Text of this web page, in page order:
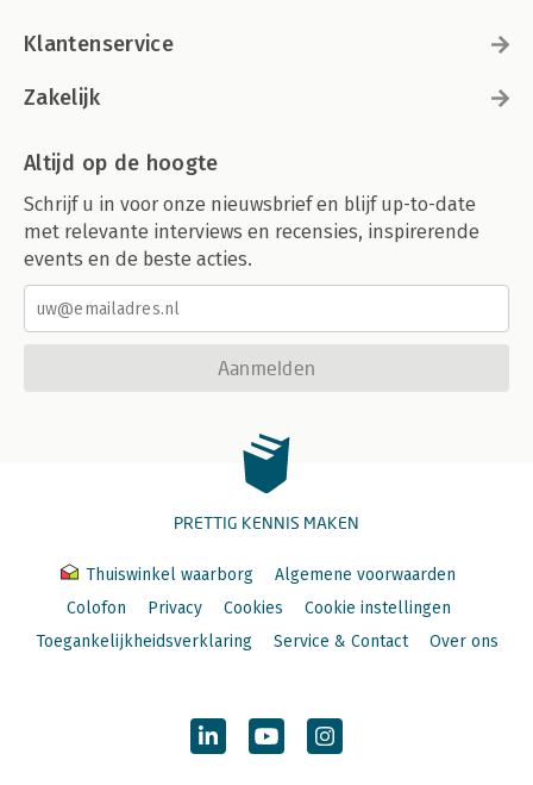
Klantenservice
Zakelijk
Altijd op de hoogte
Schrijf u in voor onze nieuwsbrief en blijf up-to-date
met relevante interviews en recensies, inspirerende
events en de beste acties.
Aanmelden
PRETTIG KENNIS MAKEN
Thuiswinkel waarborg
Algemene voorwaarden
Colofon
Privacy Cookies
Cookie instellingen
Toegankelijkheidsverklaring
Service & Contact Over ons